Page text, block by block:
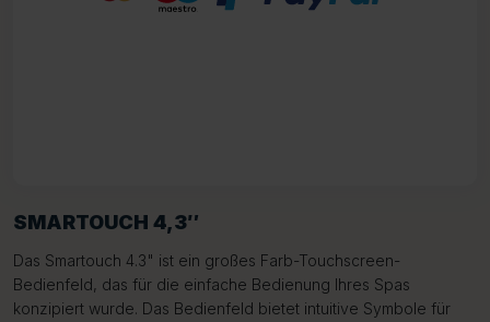
SMARTOUCH 4,3″
Das Smartouch 4.3" ist ein großes Farb-Touchscreen-
Bedienfeld, das für die einfache Bedienung Ihres Spas
konzipiert wurde. Das Bedienfeld bietet intuitive Symbole für